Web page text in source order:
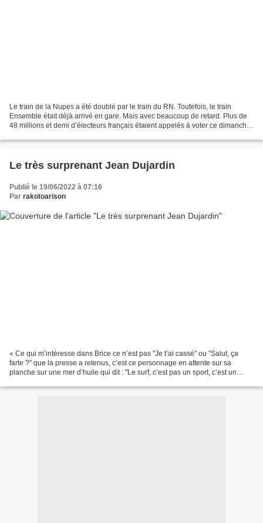
Le train de la Nupes a été doublé par le train du RN. Toutefois, le train
Ensemble était déjà arrivé en gare. Mais avec beaucoup de retard. Plus de
48 millions et demi d’électeurs français étaient appelés à voter ce dimanche
Le très surprenant Jean Dujardin
Publié le 19/06/2022 à 07:16
Par rakotoarison
« Ce qui m’intéresse dans Brice ce n’est pas "Je t’ai cassé" ou "Salut, ça
farte ?" que la presse a retenus, c’est ce personnage en attente sur sa
planche sur une mer d’huile qui dit : "Le surf, c’est pas un sport, c’est un